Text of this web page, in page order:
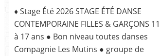
♦ Stage Été 2026 STAGE ÉTÉ DANSE
CONTEMPORAINE FILLES & GARÇONS 11
à 17 ans ● Bon niveau toutes danses
Compagnie Les Mutins ● groupe de